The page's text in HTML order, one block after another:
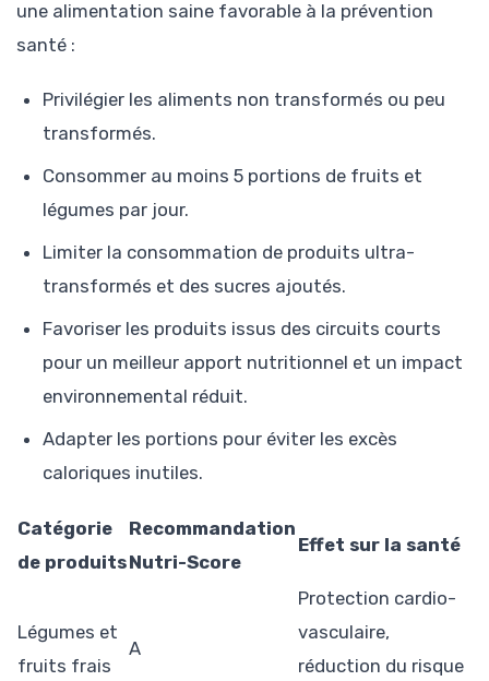
une alimentation saine favorable à la prévention
santé :
Privilégier les aliments non transformés ou peu
transformés.
Consommer au moins 5 portions de fruits et
légumes par jour.
Limiter la consommation de produits ultra-
transformés et des sucres ajoutés.
Favoriser les produits issus des circuits courts
pour un meilleur apport nutritionnel et un impact
environnemental réduit.
Adapter les portions pour éviter les excès
caloriques inutiles.
Catégorie
de produits
Recommandation
Nutri-Score
Effet sur la santé
Légumes et
fruits frais
A
Protection cardio-
vasculaire,
réduction du risque